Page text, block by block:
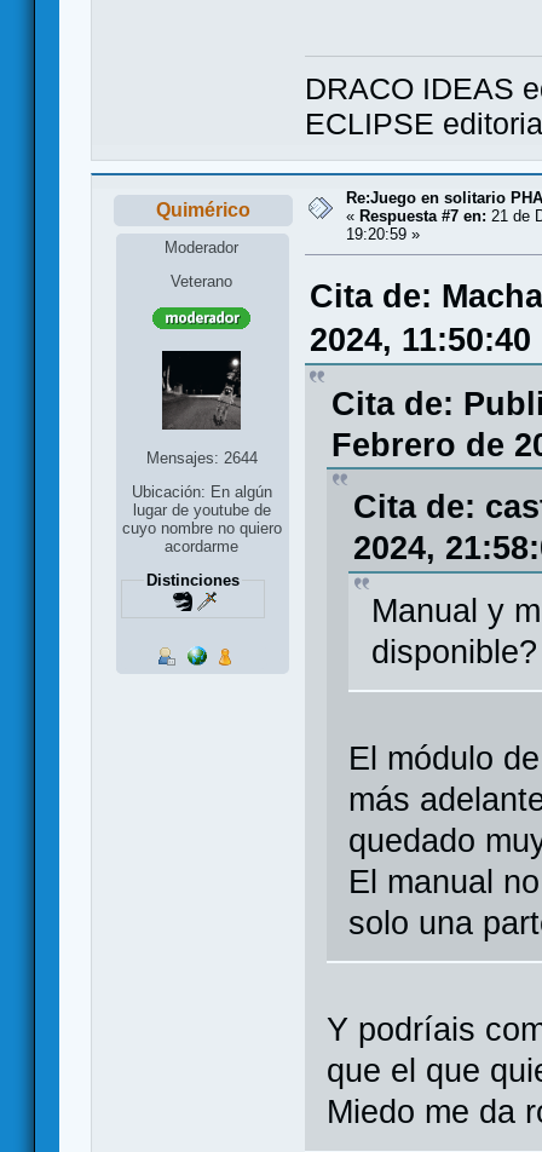
DRACO IDEAS
ECLIPSE
Quimérico
Moderador
Veterano
Mensajes: 2644
Ubicación: En algún
lugar de youtube de
cuyo nombre no quiero
acordarme
Distinciones
Re:Juego en solitario
« Respuesta #7 en: 21 de
19:20:59 »
Cita de:
2024, 11:50:40
Cita de:
Febrero de
Cita de:
2024,
Manual y
disponible?
El módulo
más
quedado
El manual
solo una
Y podríais
que el que
Miedo me da